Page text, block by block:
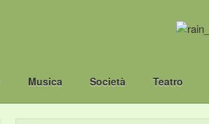
Musica Società Teatro